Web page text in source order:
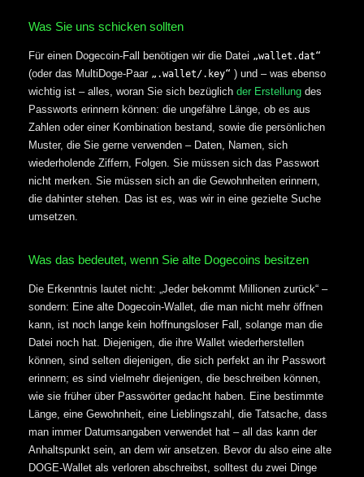
Was Sie uns schicken sollten
Für einen Dogecoin-Fall benötigen wir die Datei „wallet.dat“
(oder das MultiDoge-Paar „ .wallet/.key“ ) und – was ebenso
wichtig ist – alles, woran Sie sich bezüglich der Erstellung des
Passworts erinnern können: die ungefähre Länge, ob es aus
Zahlen oder einer Kombination bestand, sowie die persönlichen
Muster, die Sie gerne verwenden – Daten, Namen, sich
wiederholende Ziffern, Folgen. Sie müssen sich das Passwort
nicht merken. Sie müssen sich an die Gewohnheiten erinnern,
die dahinter stehen. Das ist es, was wir in eine gezielte Suche
umsetzen.
Was das bedeutet, wenn Sie alte Dogecoins besitzen
Die Erkenntnis lautet nicht: „Jeder bekommt Millionen zurück“ –
sondern: Eine alte Dogecoin-Wallet, die man nicht mehr öffnen
kann, ist noch lange kein hoffnungsloser Fall, solange man die
Datei noch hat. Diejenigen, die ihre Wallet wiederherstellen
können, sind selten diejenigen, die sich perfekt an ihr Passwort
erinnern; es sind vielmehr diejenigen, die beschreiben können,
wie sie früher über Passwörter gedacht haben. Eine bestimmte
Länge, eine Gewohnheit, eine Lieblingszahl, die Tatsache, dass
man immer Datumsangaben verwendet hat – all das kann der
Anhaltspunkt sein, an dem wir ansetzen. Bevor du also eine alte
DOGE-Wallet als verloren abschreibst, solltest du zwei Dinge